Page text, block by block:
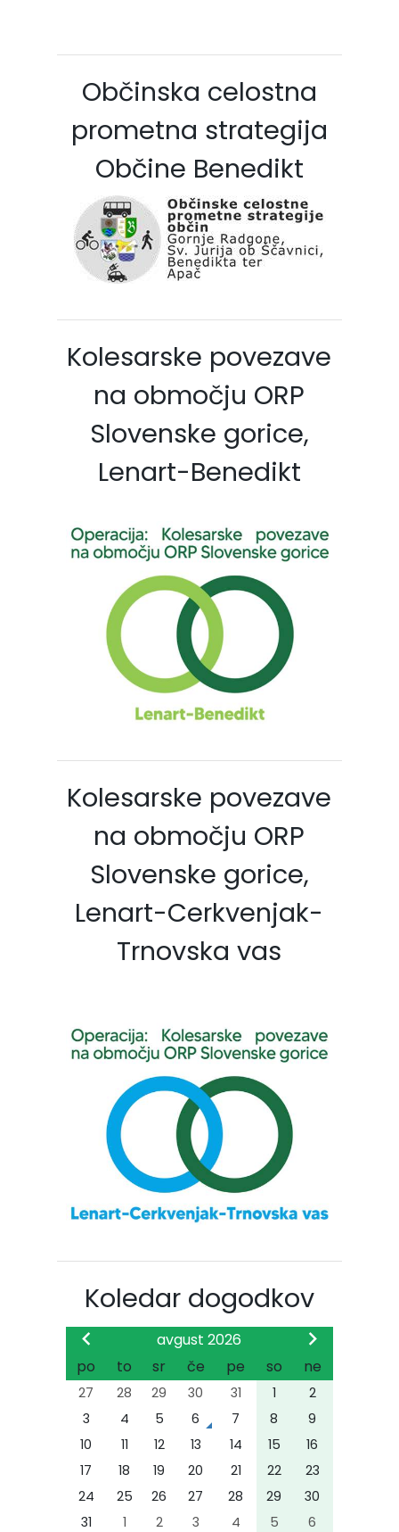
Občinska celostna
prometna strategija
Občine Benedikt
Kolesarske povezave
na območju ORP
Slovenske gorice,
Lenart-Benedikt
Kolesarske povezave
na območju ORP
Slovenske gorice,
Lenart-Cerkvenjak-
Trnovska vas
Koledar dogodkov
avgust 2026
po
to sr če pe so ne
27 28 29 30 31 1
2
3
4 5 6 7 8
9
10
11 12 13 14 15
16
17
18 19 20 21 22
23
24
25 26 27 28 29
30
31
1 2 3 4 5 6